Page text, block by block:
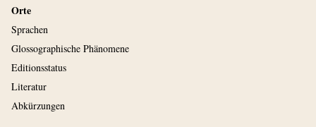
Orte
Sprachen
Glossographische Phänomene
Editionsstatus
Literatur
Abkürzungen